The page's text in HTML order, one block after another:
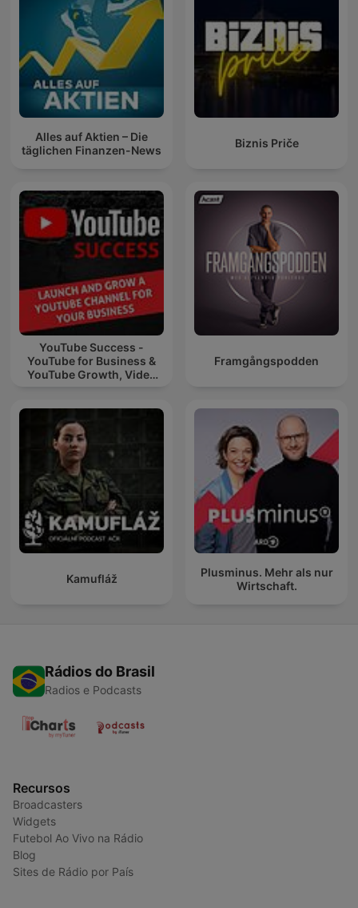
Alles auf Aktien – Die
täglichen Finanzen-News
Biznis Priče
YouTube Success -
YouTube for Business &
YouTube Growth, Video
Framgångspodden
Kamufláž
Plusminus. Mehr als nur
Wirtschaft.
Rádios do Brasil
Radios e Podcasts
Recursos
Broadcasters
Widgets
Futebol Ao Vivo na Rádio
Blog
Sites de Rádio por País